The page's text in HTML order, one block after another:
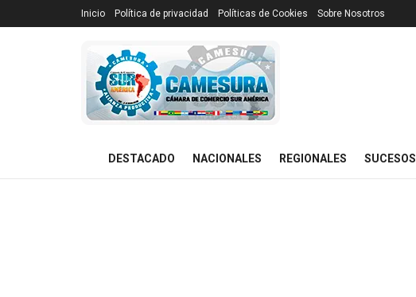
Inicio Política de privacidad Políticas de Cookies Sobre Nosotros
DESTACADO NACIONALES REGIONALES SUCESOS